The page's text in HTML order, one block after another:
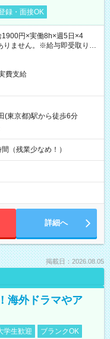
録・面接OK
円×実働8h×週5日×4
ません。※給与即受取りサ
費支給
(東京都)駅から徒歩6分
（残業少なめ！）
詳細へ
掲載日：2026.08.05
海外ドラマやア
学生歓迎 ブランクOK